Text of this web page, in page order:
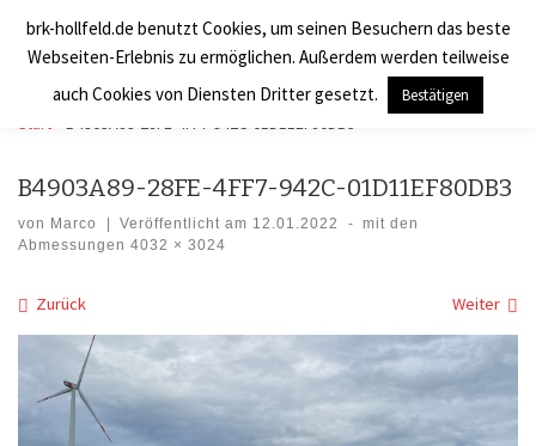
Zum Inhalt springen
BRK Hollfeld LogV
Search
Start B4903A89-28FE-4FF7-942C-01D11EF80DB3
B4903A89-28FE-4FF7-942C-01D11EF80DB3
von Marco Veröffentlicht am 12.01.2022 - mit den
Abmessungen 4032 × 3024
Bilder Navigation
Zurück Weiter
brk-hollfeld.de benutzt Cookies, um seinen Besuchern das beste
Webseiten-Erlebnis zu ermöglichen. Außerdem werden teilweise
auch Cookies von Diensten Dritter gesetzt.
Bestätigen